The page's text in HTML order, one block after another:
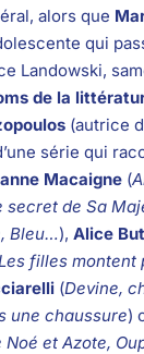
alors que
qui
Landowski,
de la
(autrice
série qui
Macaigne (
secret de Sa
Bleu…), Alice
filles montent
(Devine,
une chaussure)
et Azote,